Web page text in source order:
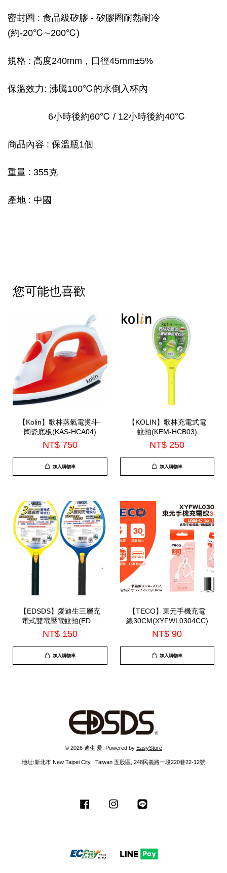
密封圈 : 食品級矽膠 - 矽膠圈耐熱耐冷
(約-20℃∼200℃)
規格 : 高度240mm，口徑45mm±5%
保溫效力: 沸騰100℃的水倒入杯內
6小時後約60℃ / 12小時後約40℃
商品內容 : 保溫瓶1個
重量 : 355克
產地 : 中國
您可能也喜歡
【Kolin】歌林蒸氣電燙斗-
陶瓷底板(KAS-HCA04)
NT$ 750
加入購物車
【KOLIN】歌林充電式電
蚊拍(KEM-HCB03)
NT$ 250
加入購物車
【EDSDS】愛迪生三層充
電式雙電壓電蚊拍(EDS-
P5592)
NT$ 150
加入購物車
【TECO】東元手機充電
線30CM(XYFWL0304CC)
NT$ 90
加入購物車
© 2026 迪生 愛. Powered by EasyStore
地址:新北市 New Taipei City , Taiwan 五股區, 248民義路一段220巷22-12號
Facebook Instagram